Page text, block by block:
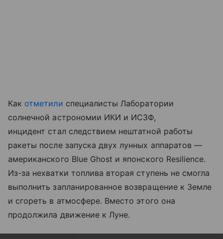
Как отметили специалисты Лаборатории
солнечной астрономии ИКИ и ИСЗФ,
инцидент стал следствием нештатной работы
ракеты после запуска двух лунных аппаратов —
американского Blue Ghost и японского Resilience.
Из-за нехватки топлива вторая ступень не смогла
выполнить запланированное возвращение к Земле
и сгореть в атмосфере. Вместо этого она
продолжила движение к Луне.